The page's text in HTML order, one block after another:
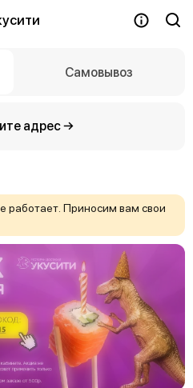
Самовывоз
адрес →
работает. Приносим вам свои